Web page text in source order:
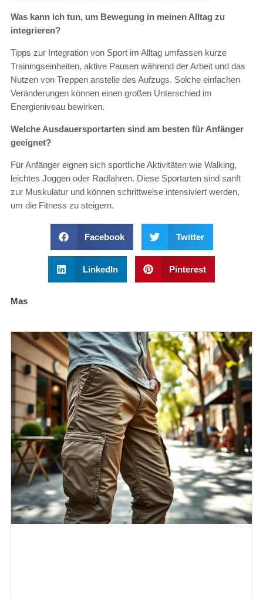
Was kann ich tun, um Bewegung in meinen Alltag zu
integrieren?
Tipps zur Integration von Sport im Alltag umfassen kurze
Trainingseinheiten, aktive Pausen während der Arbeit und das
Nutzen von Treppen anstelle des Aufzugs. Solche einfachen
Veränderungen können einen großen Unterschied im
Energieniveau bewirken.
Welche Ausdauersportarten sind am besten für Anfänger
geeignet?
Für Anfänger eignen sich sportliche Aktivitäten wie Walking,
leichtes Joggen oder Radfahren. Diese Sportarten sind sanft
zur Muskulatur und können schrittweise intensiviert werden,
um die Fitness zu steigern.
Facebook Twitter
LinkedIn Pinterest
Mas